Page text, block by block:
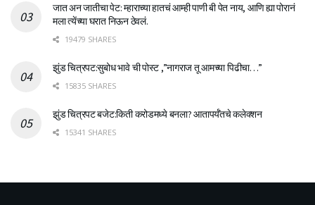
जात अन जातीचा पेट: म्हाराच्या हातचं आम्ही पाणी बी पेत नाय, आणि ह्या पोरानं
मला त्येंच्या घरात निऊन ठेवलं.
19479 SHARES
झुंड चित्रपट:सुबोध भावे ची पोस्ट ,”नागराज तू आमच्या पिढीचा…”
15835 SHARES
झुंड चित्रपट बजेट:किती करोडमध्ये बनला? आतापर्यँतचे कलेक्शन
15341 SHARES